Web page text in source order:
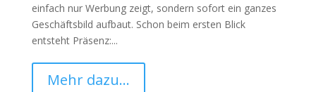
einfach nur Werbung zeigt, sondern sofort ein ganzes
Geschäftsbild aufbaut. Schon beim ersten Blick
entsteht Präsenz:...
Mehr dazu…